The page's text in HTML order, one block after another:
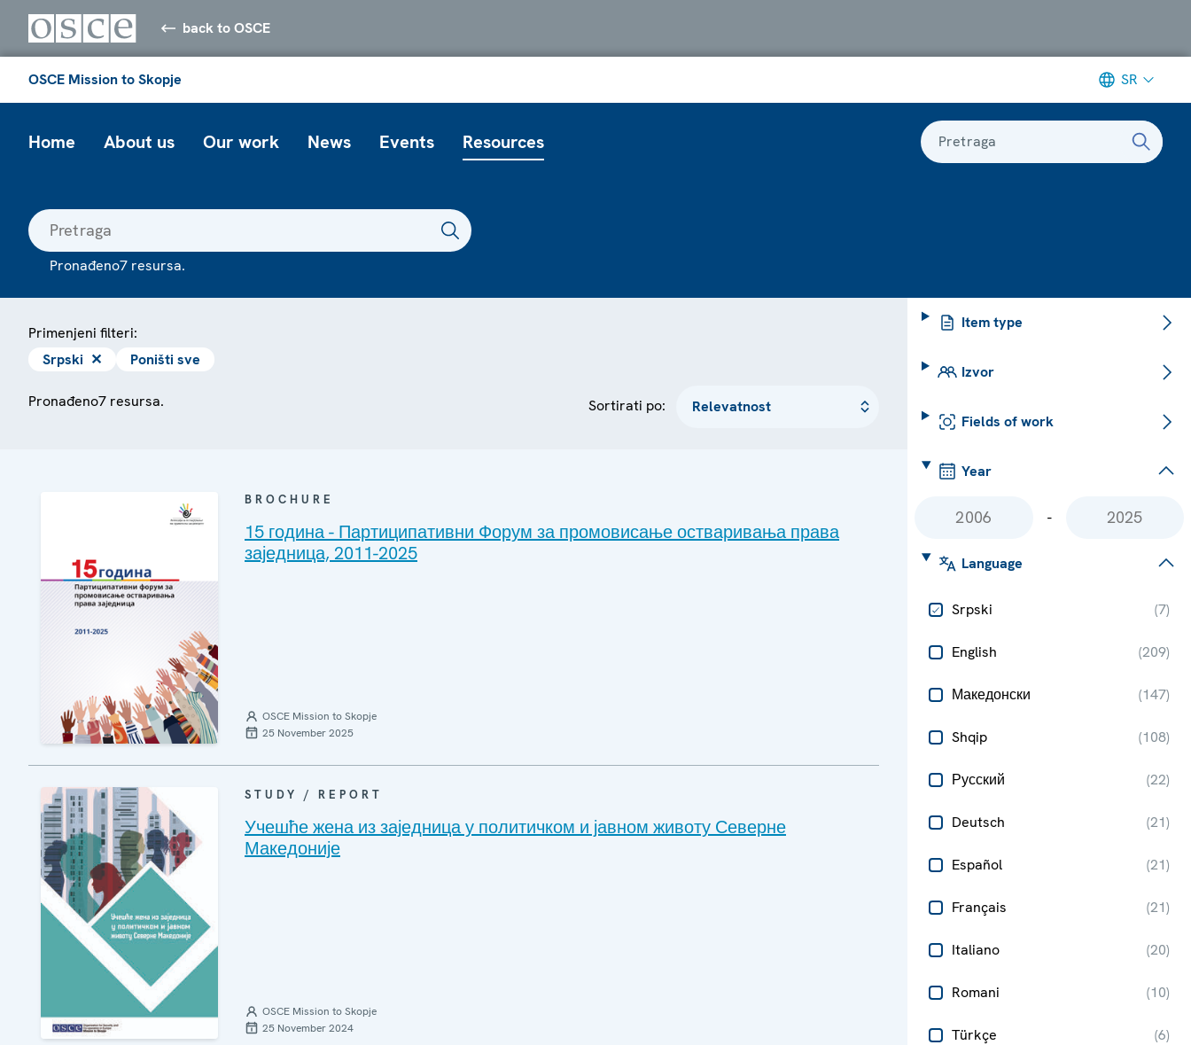
back to OSCE
OSCE Mission to Skopje SR
Home About us Our work News Events Resources Pretraga
Pronađeno7 resursa.
Item type
Izvor
Fields of work
Year
-
Language
Srpski (7)
English (209)
Македонски (147)
Shqip (108)
Русский (22)
Deutsch (21)
Español (21)
Français (21)
Italiano (20)
Romani (10)
Türkçe (6)
Primenjeni filteri:
Srpski ✕ Poništi sve
Pronađeno7 resursa. Sortirati po:
BROCHURE
15 година - Партиципативни Форум за промовисање остваривања права
заједница, 2011-2025
OSCE Mission to Skopje
25 November 2025
STUDY / REPORT
Учешће жена из заједница у политичком и јавном животу Северне
Македоније
OSCE Mission to Skopje
25 November 2024